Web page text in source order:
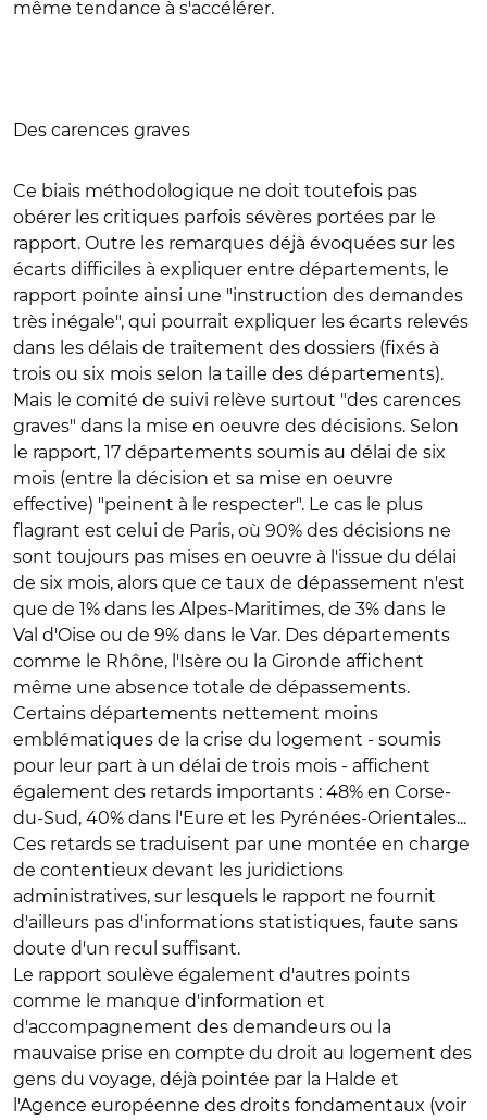
même tendance à s'accélérer.
Des carences graves
Ce biais méthodologique ne doit toutefois pas
obérer les critiques parfois sévères portées par le
rapport. Outre les remarques déjà évoquées sur les
écarts difficiles à expliquer entre départements, le
rapport pointe ainsi une "instruction des demandes
très inégale", qui pourrait expliquer les écarts relevés
dans les délais de traitement des dossiers (fixés à
trois ou six mois selon la taille des départements).
Mais le comité de suivi relève surtout "des carences
graves" dans la mise en oeuvre des décisions. Selon
le rapport, 17 départements soumis au délai de six
mois (entre la décision et sa mise en oeuvre
effective) "peinent à le respecter". Le cas le plus
flagrant est celui de Paris, où 90% des décisions ne
sont toujours pas mises en oeuvre à l'issue du délai
de six mois, alors que ce taux de dépassement n'est
que de 1% dans les Alpes-Maritimes, de 3% dans le
Val d'Oise ou de 9% dans le Var. Des départements
comme le Rhône, l'Isère ou la Gironde affichent
même une absence totale de dépassements.
Certains départements nettement moins
emblématiques de la crise du logement - soumis
pour leur part à un délai de trois mois - affichent
également des retards importants : 48% en Corse-
du-Sud, 40% dans l'Eure et les Pyrénées-Orientales...
Ces retards se traduisent par une montée en charge
de contentieux devant les juridictions
administratives, sur lesquels le rapport ne fournit
d'ailleurs pas d'informations statistiques, faute sans
doute d'un recul suffisant.
Le rapport soulève également d'autres points
comme le manque d'information et
d'accompagnement des demandeurs ou la
mauvaise prise en compte du droit au logement des
gens du voyage, déjà pointée par la Halde et
l'Agence européenne des droits fondamentaux (voir